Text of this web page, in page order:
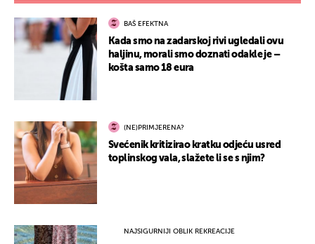
BAŠ EFEKTNA
Kada smo na zadarskoj rivi ugledali ovu
haljinu, morali smo doznati odakle je –
košta samo 18 eura
(NE)PRIMJERENA?
Svećenik kritizirao kratku odjeću usred
toplinskog vala, slažete li se s njim?
NAJSIGURNIJI OBLIK REKREACIJE